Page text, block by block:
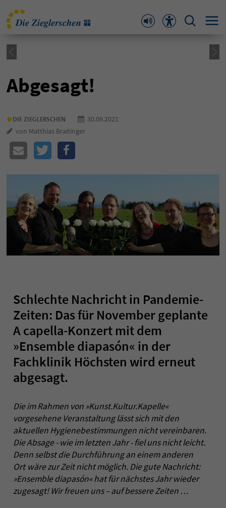
Abgesagt!
• DIE ZIEGLERSCHEN
30.09.2021
von Matthias Braitinger
Schlechte Nachricht in Pandemie-
Zeiten: Das für November geplante
A capella-Konzert mit dem
»Ensemble diapasón« in der
Fachklinik Höchsten wird erneut
abgesagt.
Die im Rahmen von »Kunst.Kultur.Kapelle«
vorgesehene Veranstaltung lässt sich mit den
aktuellen Hygienebestimmungen nicht verein­baren.
Die Absage - wie im letzten Jahr - fiel uns nichtleicht.
Denn selbst die Durchführung an einem anderen
Ort wäre zur Zeit nicht möglich.Die gute Nachricht:
»Ensemble dia­pasón« hat für nächstes Jahr wieder
zugesagt! Wir freuen uns – auf bessere Zeiten …